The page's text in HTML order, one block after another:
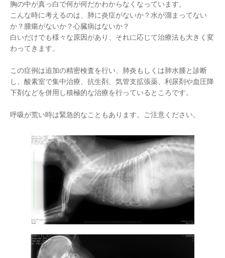
胸の中が真っ白で何が何だかわからなくなっています。
こんな時に考えるのは、肺に炎症がないか？水が溜まってない
か？腫瘍がないか？心臓病はないか？
白いだけでも様々な原因があり、それに応じて治療法も大きく変
わってきます。
この症例は追加の精密検査を行い、肺炎もしくは肺水腫と診断
し、酸素室で集中治療、抗生剤、気管支拡張薬、利尿剤や血圧降
下剤などを併用し積極的な治療を行っているところです。
呼吸が荒い時は緊急的なこともあります。ご注意ください。